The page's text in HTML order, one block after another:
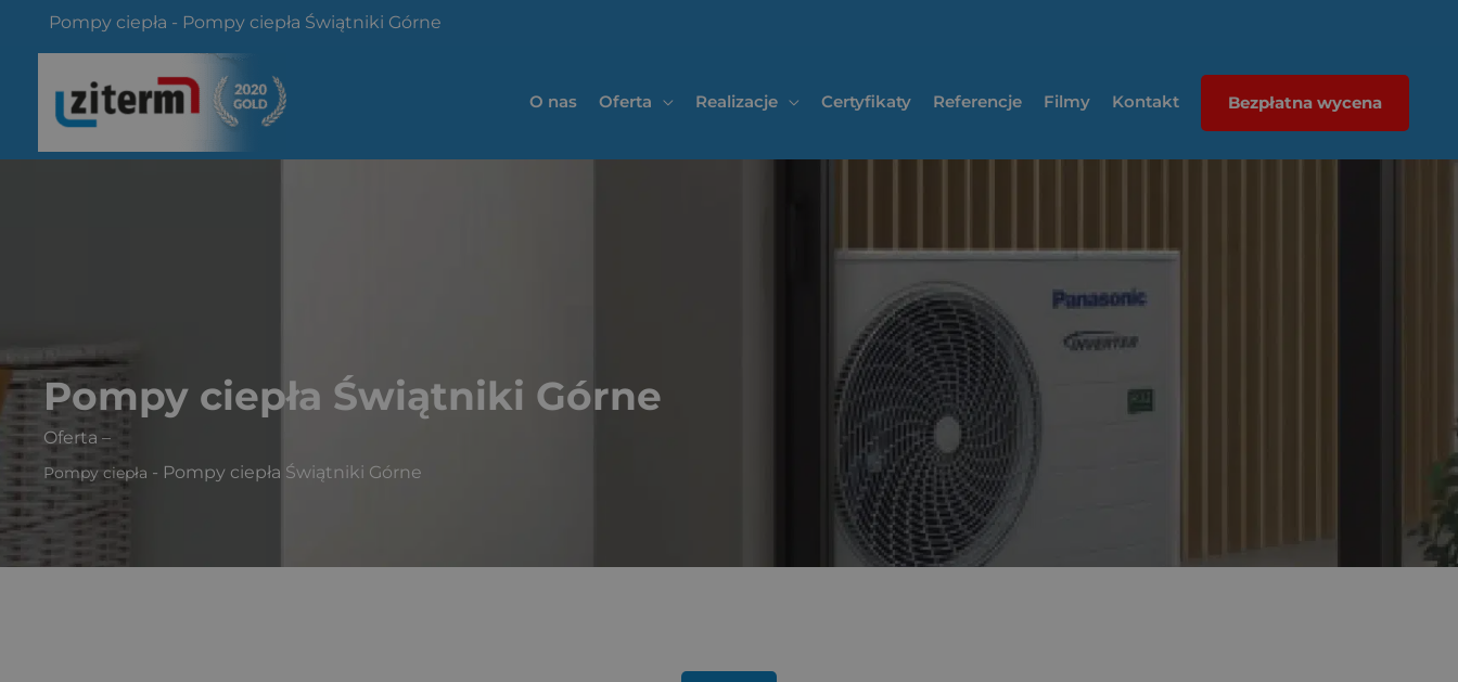
Pompy ciepła - Pompy ciepła Świątniki Górne
treści
O nas Oferta Realizacje Certyfikaty Referencje Filmy Kontakt Bezpłatna wycena
Pompy ciepła Świątniki Górne
Oferta –
Pompy ciepła - Pompy ciepła Świątniki Górne